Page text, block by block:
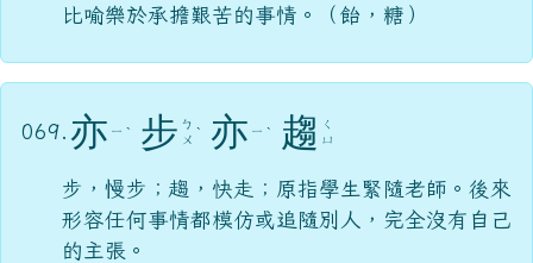
比喻樂於承擔艱苦的事情。（飴，糖）
069. 亦 ㄧ ˋ 步 ㄅ
ㄨ ˋ 亦 ㄧ ˋ 趨
ㄑ
ㄩ
步，慢步；趨，快走；原指學生緊隨老師。後來
形容任何事情都模仿或追隨別人，完全沒有自己
的主張。